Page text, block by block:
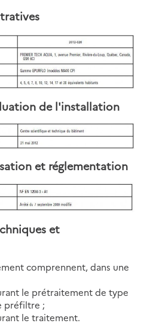
de l'installation
et réglementation
et
comprennent, dans une
le prétraitement de type
préfiltre ;
le traitement.